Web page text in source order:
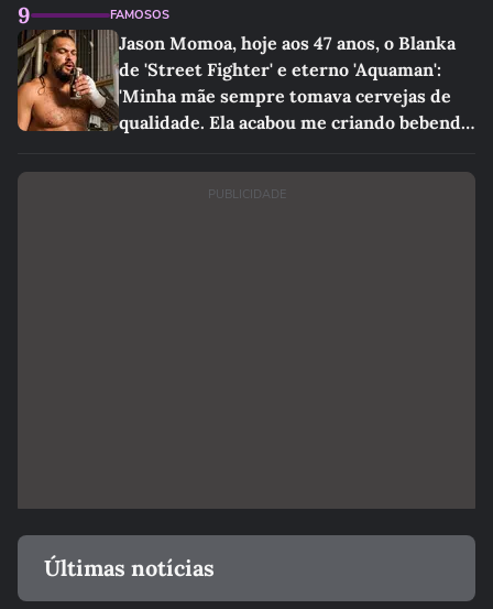
9 FAMOSOS
Jason Momoa, hoje aos 47 anos, o Blanka
de 'Street Fighter' e eterno 'Aquaman':
'Minha mãe sempre tomava cervejas de
qualidade. Ela acabou me criando bebendo
PUBLICIDADE
Últimas notícias